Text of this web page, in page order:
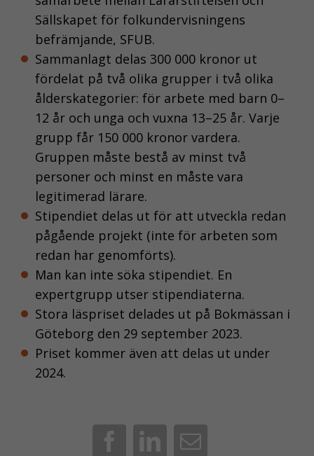
Sällskapet för folkundervisningens
befrämjande, SFUB.
Sammanlagt delas 300 000 kronor ut
fördelat på två olika grupper i två olika
ålderskategorier: för arbete med barn 0–
12 år och unga och vuxna 13–25 år. Varje
grupp får 150 000 kronor vardera.
Gruppen måste bestå av minst två
personer och minst en måste vara
legitimerad lärare.
Stipendiet delas ut för att utveckla redan
pågående projekt (inte för arbeten som
redan har genomförts).
Man kan inte söka stipendiet. En
expertgrupp utser stipendiaterna.
Stora läspriset delades ut på Bokmässan i
Göteborg den 29 september 2023.
Priset kommer även att delas ut under
2024.
Facebook
LinkedIn
E-
STATISTIK
Kakor för statistik
förstå hur du som
besökare
interagerar, genom
att vi samlar in
information
anonymt. I
förlängningen
innebär det att vi ge
användarupplevelse.
FUNKTIONELLA
KAKOR
Funktionella
kakor gör det
möjligt att
erbjuda bättre
dig på
webbplatsen. Om